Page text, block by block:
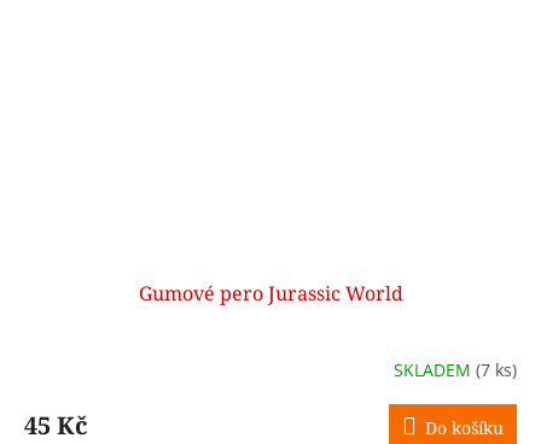
Gumové pero Jurassic World
SKLADEM (7 ks)
45 Kč Do košíku